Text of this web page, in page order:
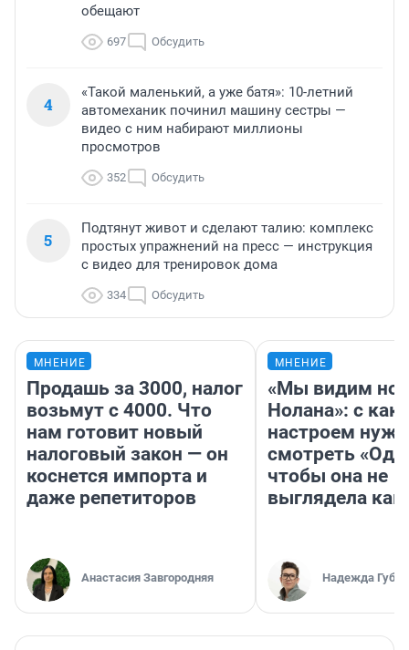
обещают
697 Обсудить
4
«Такой маленький, а уже батя»: 10-летний
автомеханик починил машину сестры —
видео с ним набирают миллионы
просмотров
352 Обсудить
5
Подтянут живот и сделают талию: комплекс
простых упражнений на пресс — инструкция
с видео для тренировок дома
334 Обсудить
МНЕНИЕ
Продашь за 3000, налог
возьмут с 4000. Что
нам готовит новый
налоговый закон — он
коснется импорта и
даже репетиторов
Анастасия Завгородняя
МНЕНИЕ
«Мы видим
Нолана»: с
настроем
смотреть
чтобы она не
выглядела как
Надежда